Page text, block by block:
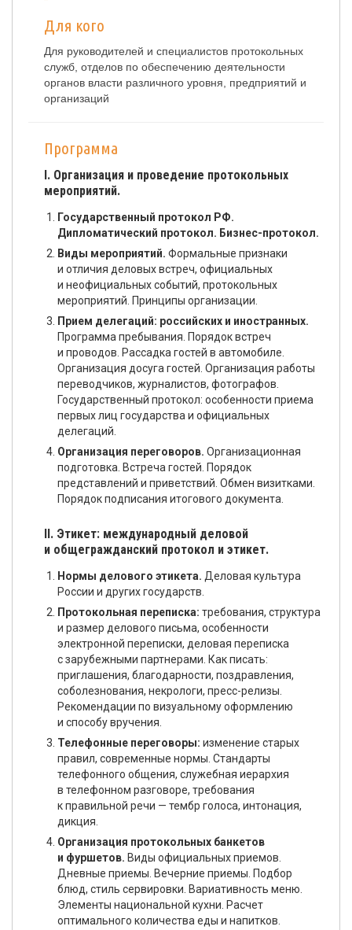
Для кого
Для руководителей и специалистов протокольных
служб, отделов по обеспечению деятельности
органов власти различного уровня, предприятий и
организаций
Программа
I. Организация и проведение протокольных
мероприятий.
Государственный протокол РФ.
Дипломатический протокол. Бизнес-протокол.
Виды мероприятий. Формальные признаки
и отличия деловых встреч, официальных
и неофициальных событий, протокольных
мероприятий. Принципы организации.
Прием делегаций: российских и иностранных.
Программа пребывания. Порядок встреч
и проводов. Рассадка гостей в автомобиле.
Организация досуга гостей. Организация работы
переводчиков, журналистов, фотографов.
Государственный протокол: особенности приема
первых лиц государства и официальных
делегаций.
Организация переговоров. Организационная
подготовка. Встреча гостей. Порядок
представлений и приветствий. Обмен визитками.
Порядок подписания итогового документа.
II. Этикет: международный деловой
и общегражданский протокол и этикет.
Нормы делового этикета. Деловая культура
России и других государств.
Протокольная переписка: требования, структура
и размер делового письма, особенности
электронной переписки, деловая переписка
с зарубежными партнерами. Как писать:
приглашения, благодарности, поздравления,
соболезнования, некрологи, пресс-релизы.
Рекомендации по визуальному оформлению
и способу вручения.
Телефонные переговоры: изменение старых
правил, современные нормы. Стандарты
телефонного общения, служебная иерархия
в телефонном разговоре, требования
к правильной речи — тембр голоса, интонация,
дикция.
Организация протокольных банкетов
и фуршетов. Виды официальных приемов.
Дневные приемы. Вечерние приемы. Подбор
блюд, стиль сервировки. Вариативность меню.
Элементы национальной кухни. Расчет
оптимального количества еды и напитков.